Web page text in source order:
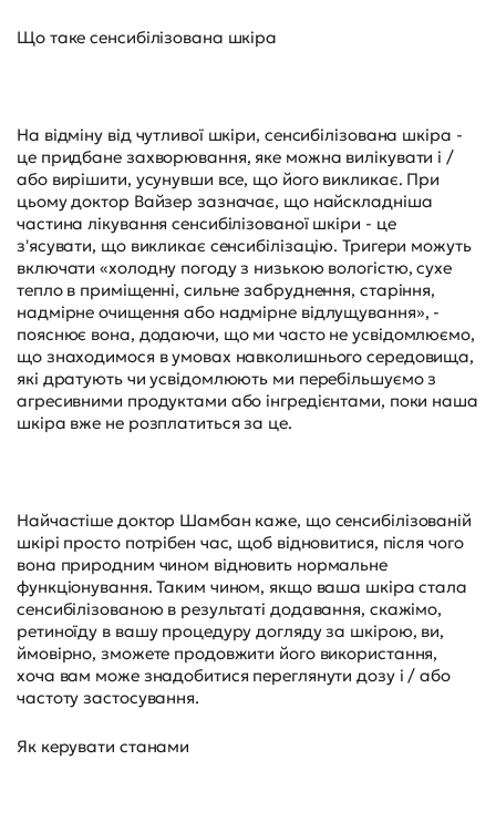
Що таке сенсибілізована шкіра
На відміну від чутливої шкіри, сенсибілізована шкіра -
це придбане захворювання, яке можна вилікувати і /
або вирішити, усунувши все, що його викликає. При
цьому доктор Вайзер зазначає, що найскладніша
частина лікування сенсибілізованої шкіри - це
з'ясувати, що викликає сенсибілізацію. Тригери можуть
включати «холодну погоду з низькою вологістю, сухе
тепло в приміщенні, сильне забруднення, старіння,
надмірне очищення або надмірне відлущування», -
пояснює вона, додаючи, що ми часто не усвідомлюємо,
що знаходимося в умовах навколишнього середовища,
які дратують чи усвідомлюють ми перебільшуємо з
агресивними продуктами або інгредієнтами, поки наша
шкіра вже не розплатиться за це.
Найчастіше доктор Шамбан каже, що сенсибілізованій
шкірі просто потрібен час, щоб відновитися, після чого
вона природним чином відновить нормальне
функціонування. Таким чином, якщо ваша шкіра стала
сенсибілізованою в результаті додавання, скажімо,
ретиноїду в вашу процедуру догляду за шкірою, ви,
ймовірно, зможете продовжити його використання,
хоча вам може знадобитися переглянути дозу і / або
частоту застосування.
Як керувати станами